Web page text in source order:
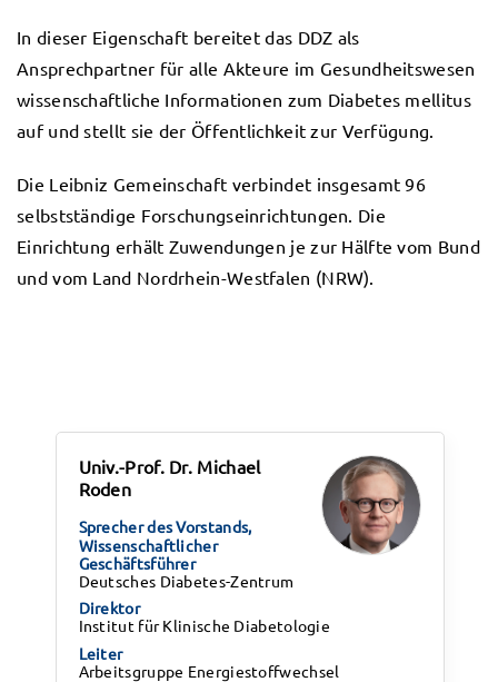
In dieser Eigenschaft bereitet das DDZ als
Ansprechpartner für alle Akteure im Gesundheitswesen
wissenschaftliche Informationen zum Diabetes mellitus
auf und stellt sie der Öffentlichkeit zur Verfügung.
Die Leibniz Gemeinschaft verbindet insgesamt 96
selbstständige Forschungseinrichtungen. Die
Einrichtung erhält Zuwendungen je zur Hälfte vom Bund
und vom Land Nordrhein-Westfalen (NRW).
Univ.-Prof. Dr. Michael
Roden
Sprecher des Vorstands,
Wissenschaftlicher
Geschäftsführer
Deutsches Diabetes-Zentrum
Direktor
Institut für Klinische Diabetologie
Leiter
Arbeitsgruppe Energiestoffwechsel